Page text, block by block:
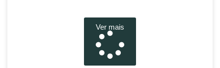
Ver mais